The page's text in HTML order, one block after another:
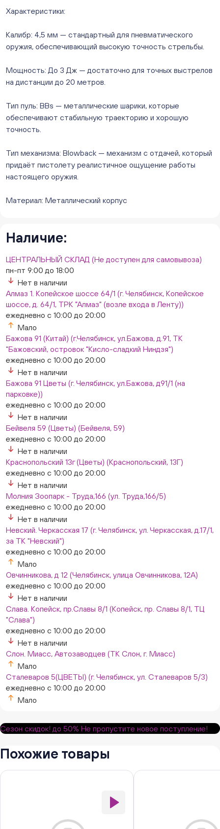
Нет в наличии
Мало
Сталеваров 5(ЦВЕТЫ) (г. Челябинск, ул. Сталеваров
ежедневно с 10:00 до 20:00
Мало
Характеристики:
Калибр: 4,5 мм — стандартный для пневматического
оружия, обеспечивающий высокую точность стрельбы.
Мощность: До 3 Дж — достаточно для точных выстрелов
на дистанции до 20 метров.
Тип пуль: BBs — металлические шарики, которые
обеспечивают стабильную траекторию и хорошую
точность.
Тип механизма: Blowback — механизм с отдачей, который
придаёт пистолету реалистичное ощущение работы
настоящего оружия.
Материал: Металлический корпус
Наличие:
ЦЕНТРАЛЬНЫЙ СКЛАД (Не доступен для самовывоза)
пн-пт 9:00 до 18:00
Нет в наличии
Алмаз 1. Копейское шоссе 64/1 (г. Челябинск, Копейское
шоссе, д. 64/1, ТРК "Алмаз" (возле входа в Ленту))
ежедневно с 10:00 до 20:00
Мало
Бажова 91 (Китай) (г.Челябинск, ул.Бажова, д.91, ТК
"Бажовский, островок "Кисло-сладкий Ниндзя")
ежедневно с 10:00 до 20:00
Нет в наличии
Бажова 91 Цветы (г. Челябинск, ул.Бажова, д91/1 (на
парковке))
ежедневно с 10:00 до 20:00
Нет в наличии
Бейвеля 59 (Цветы) (Бейвеля, 59)
ежедневно с 10:00 до 20:00
Нет в наличии
Краснопольский 13г (Цветы) (Краснопольский, 13Г)
ежедневно с 10:00 до 20:00
Нет в наличии
Молния Зоопарк - Труда,166 (ул. Труда,166/5)
ежедневно с 10:00 до 20:00
Нет в наличии
Невский. Черкасская 17 (г. Челябинск, ул. Черкасская, д.17/1,
за ТК "Невский")
ежедневно с 10:00 до 20:00
Мало
Овчинникова, д 12 (Челябинск, улица Овчинникова, 12А)
ежедневно с 10:00 до 20:00
Нет в наличии
Слава. Копейск, пр.Славы 8/1 (Копейск, пр. Славы 8/1, ТЦ
"Слава")
ежедневно с 10:00 до 20:00
Нет в наличии
Слон. Миасс, Автозаводцев (ТК Слон, г. Миасс)
Мало
Сталеваров 5(ЦВЕТЫ) (г. Челябинск, ул. Сталеваров 5/3)
ежедневно с 10:00 до 20:00
Мало
Сезон скидок! до 50% Не пропустите новое поступление!
Похожие товары